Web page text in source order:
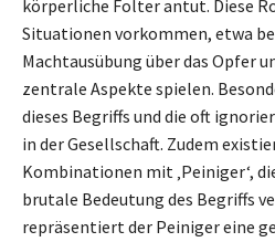
körperliche Folter antut. Diese
Situationen vorkommen, etwa
Machtausübung über das Opfer
zentrale Aspekte spielen.
dieses Begriffs und die oft
in der Gesellschaft. Zudem
Kombinationen mit ‚Peiniger‘,
brutale Bedeutung des Begriffs
repräsentiert der Peiniger eine